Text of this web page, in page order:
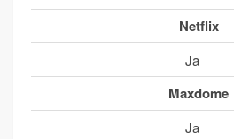
Netflix
Ja
Maxdome
Ja